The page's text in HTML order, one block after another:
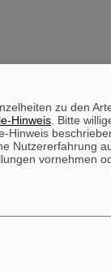
zu den
Hinweis . Bitte
Nutzererfahrung
vornehmen